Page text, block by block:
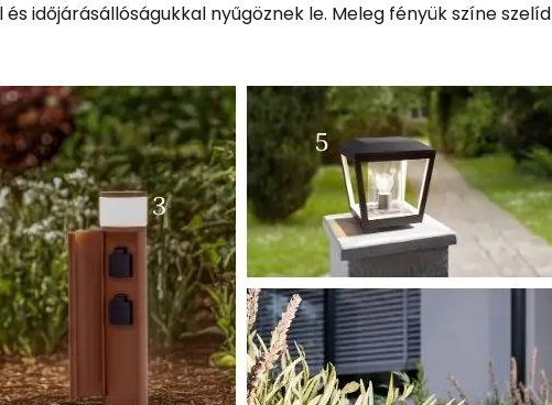
időjárásállóságukkal nyűgöznek le. Meleg fényük színe szelíd